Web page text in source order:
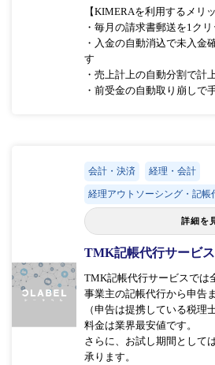
【KIMERAを利用するメリッ
・毎月の請求書郵送を1ク
・入金の自動消込で未入金
す
・売上計上の自動分割で計
・前受金の自動取り崩しで
会計・決済 経理・会計
経理アウトソーシング・記帳
詳細を
TMK記帳代行サービス
TMK記帳代行サービスでは
事業主の記帳代行から申告
（申告は提携している税理
料金は業界最安値です。
さらに、お試し期間として
承ります。